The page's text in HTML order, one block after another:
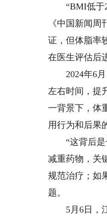
“BMI低于24
《中国新闻
证，但体脂率
在医生评估后
2024年6月
左右时间，提
一背景下，体
用行为和后果
“这背后是一
减重药物，关
规范治疗；如
题。
5月6日，江